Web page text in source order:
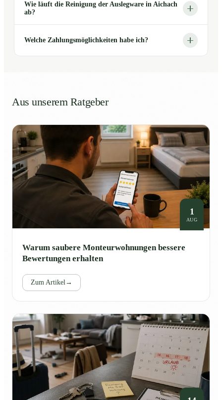
Wie läuft die Reinigung der Auslegware in Aichach
ab?
Welche Zahlungsmöglichkeiten habe ich?
Aus unserem Ratgeber
1
AUG
Warum saubere Monteurwohnungen bessere
Bewertungen erhalten
Zum Artikel→